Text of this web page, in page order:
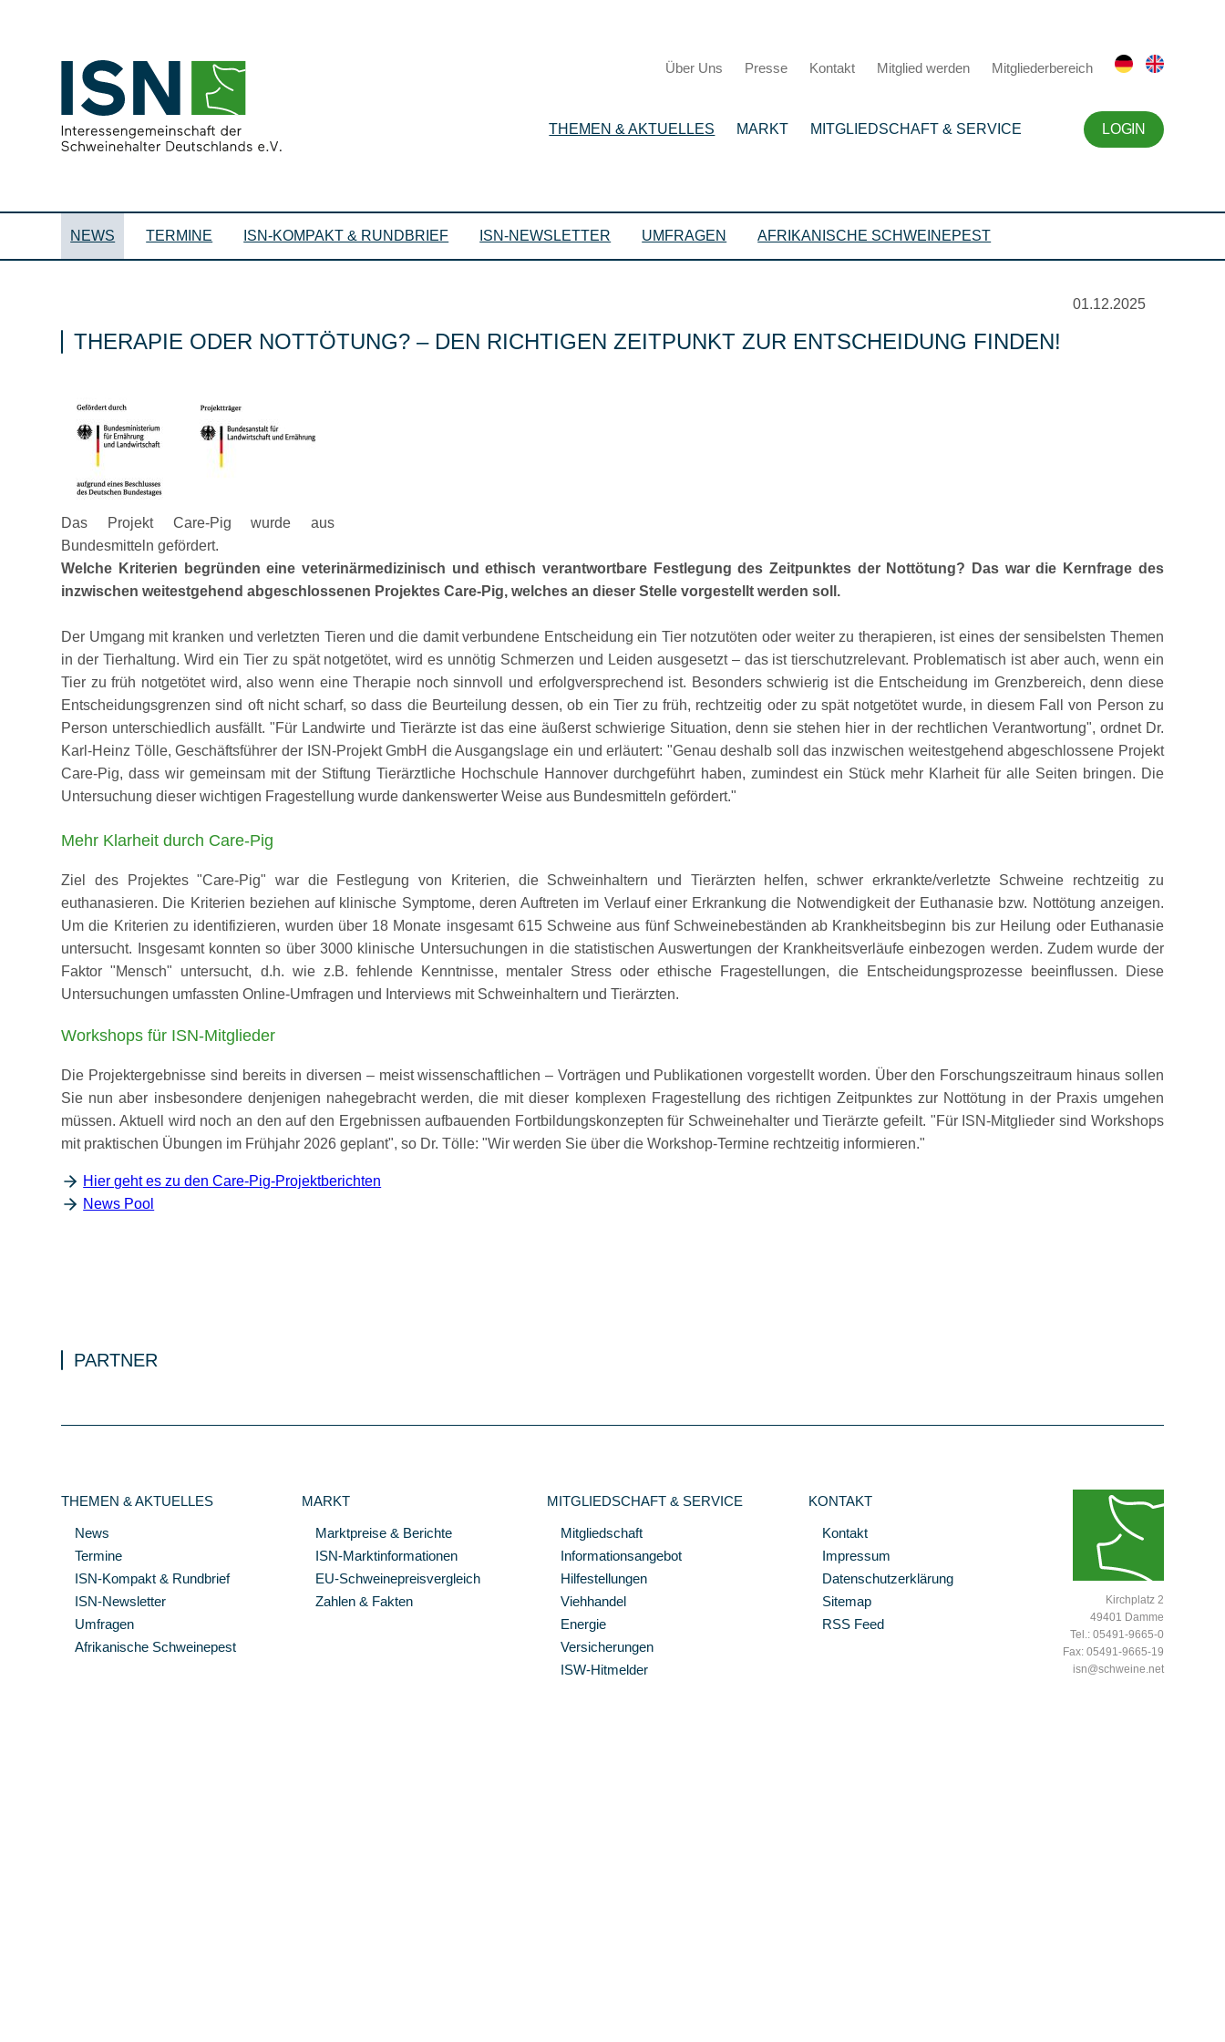
Über Uns Presse Kontakt Mitglied werden Mitgliederbereich
THEMEN & AKTUELLES MARKT MITGLIEDSCHAFT & SERVICE LOGIN
NEWS TERMINE ISN-KOMPAKT & RUNDBRIEF ISN-NEWSLETTER UMFRAGEN AFRIKANISCHE SCHWEINEPEST
01.12.2025
THERAPIE ODER NOTTÖTUNG? – DEN RICHTIGEN ZEITPUNKT ZUR ENTSCHEIDUNG FINDEN!
Das Projekt Care-Pig wurde aus
Bundesmitteln gefördert.
Welche Kriterien begründen eine veterinärmedizinisch und ethisch verantwortbare Festlegung des Zeitpunktes der Nottötung? Das war die Kernfrage des
inzwischen weitestgehend abgeschlossenen Projektes Care-Pig, welches an dieser Stelle vorgestellt werden soll.
Der Umgang mit kranken und verletzten Tieren und die damit verbundene Entscheidung ein Tier notzutöten oder weiter zu therapieren, ist eines der sensibelsten Themen
in der Tierhaltung. Wird ein Tier zu spät notgetötet, wird es unnötig Schmerzen und Leiden ausgesetzt – das ist tierschutzrelevant. Problematisch ist aber auch, wenn ein
Tier zu früh notgetötet wird, also wenn eine Therapie noch sinnvoll und erfolgversprechend ist. Besonders schwierig ist die Entscheidung im Grenzbereich, denn diese
Entscheidungsgrenzen sind oft nicht scharf, so dass die Beurteilung dessen, ob ein Tier zu früh, rechtzeitig oder zu spät notgetötet wurde, in diesem Fall von Person zu
Person unterschiedlich ausfällt. Für Landwirte und Tierärzte ist das eine äußerst schwierige Situation, denn sie stehen hier in der rechtlichen Verantwortung , ordnet Dr.
Karl-Heinz Tölle, Geschäftsführer der ISN-Projekt GmbH die Ausgangslage ein und erläutert:
Genau deshalb soll das inzwischen weitestgehend abgeschlossene Projekt
Care-Pig, dass wir gemeinsam mit der Stiftung Tierärztliche Hochschule Hannover durchgeführt haben, zumindest ein Stück mehr Klarheit für alle Seiten bringen. Die
Untersuchung dieser wichtigen Fragestellung wurde dankenswerter Weise aus Bundesmitteln gefördert.
Mehr Klarheit durch Care-Pig
Ziel des Projektes Care-Pig
war die Festlegung von Kriterien, die Schweinhaltern und Tierärzten helfen, schwer erkrankte/verletzte Schweine rechtzeitig zu
euthanasieren. Die Kriterien beziehen auf klinische Symptome, deren Auftreten im Verlauf einer Erkrankung die Notwendigkeit der Euthanasie bzw. Nottötung anzeigen.
Um die Kriterien zu identifizieren, wurden über 18 Monate insgesamt 615 Schweine aus fünf Schweinebeständen ab Krankheitsbeginn bis zur Heilung oder Euthanasie
untersucht. Insgesamt konnten so über 3000 klinische Untersuchungen in die statistischen Auswertungen der Krankheitsverläufe einbezogen werden. Zudem wurde der
Faktor Mensch
untersucht, d.h. wie z.B. fehlende Kenntnisse, mentaler Stress oder ethische Fragestellungen, die Entscheidungsprozesse beeinflussen. Diese
Untersuchungen umfassten Online-Umfragen und Interviews mit Schweinhaltern und Tierärzten.
Workshops für ISN-Mitglieder
Die Projektergebnisse sind bereits in diversen – meist wissenschaftlichen – Vorträgen und Publikationen vorgestellt worden. Über den Forschungszeitraum hinaus sollen
Sie nun aber insbesondere denjenigen nahegebracht werden, die mit dieser komplexen Fragestellung des richtigen Zeitpunktes zur Nottötung in der Praxis umgehen
müssen. Aktuell wird noch an den auf den Ergebnissen aufbauenden Fortbildungskonzepten für Schweinehalter und Tierärzte gefeilt.
Für ISN-Mitglieder sind Workshops
mit praktischen Übungen im Frühjahr 2026 geplant , so Dr. Tölle: Wir werden Sie über die Workshop-Termine rechtzeitig informieren.
Hier geht es zu den Care-Pig-Projektberichten
News Pool
PARTNER
THEMEN & AKTUELLES
News
Termine
ISN-Kompakt & Rundbrief
ISN-Newsletter
Umfragen
Afrikanische Schweinepest
MARKT
Marktpreise & Berichte
ISN-Marktinformationen
EU-Schweinepreisvergleich
Zahlen & Fakten
MITGLIEDSCHAFT & SERVICE
Mitgliedschaft
Informationsangebot
Hilfestellungen
Viehhandel
Energie
Versicherungen
ISW-Hitmelder
KONTAKT
Kontakt
Impressum
Datenschutzerklärung
Sitemap
RSS Feed
Kirchplatz 2
49401 Damme
Tel.: 05491-9665-0
Fax: 05491-9665-19
isn@schweine.net